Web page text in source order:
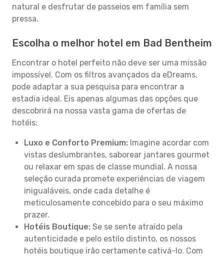
natural e desfrutar de passeios em família sem
pressa.
Escolha o melhor hotel em Bad Bentheim
Encontrar o hotel perfeito não deve ser uma missão
impossível. Com os filtros avançados da eDreams,
pode adaptar a sua pesquisa para encontrar a
estadia ideal. Eis apenas algumas das opções que
descobrirá na nossa vasta gama de ofertas de
hotéis:
Luxo e Conforto Premium: Imagine acordar com
vistas deslumbrantes, saborear jantares gourmet
ou relaxar em spas de classe mundial. A nossa
seleção curada promete experiências de viagem
inigualáveis, onde cada detalhe é
meticulosamente concebido para o seu máximo
prazer.
Hotéis Boutique: Se se sente atraído pela
autenticidade e pelo estilo distinto, os nossos
hotéis boutique irão certamente cativá-lo. Com